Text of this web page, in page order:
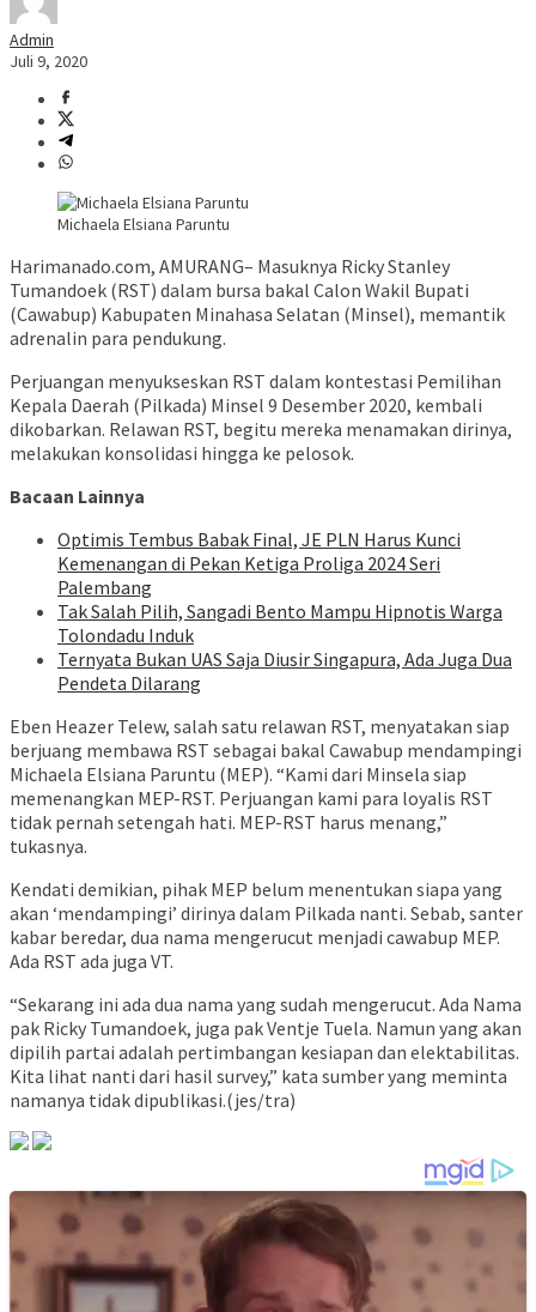
Admin
Juli 9, 2020
Michaela Elsiana Paruntu
Harimanado.com, AMURANG– Masuknya Ricky Stanley
Tumandoek (RST) dalam bursa bakal Calon Wakil Bupati
(Cawabup) Kabupaten Minahasa Selatan (Minsel), memantik
adrenalin para pendukung.
Perjuangan menyukseskan RST dalam kontestasi Pemilihan
Kepala Daerah (Pilkada) Minsel 9 Desember 2020, kembali
dikobarkan. Relawan RST, begitu mereka menamakan dirinya,
melakukan konsolidasi hingga ke pelosok.
Bacaan Lainnya
Optimis Tembus Babak Final, JE PLN Harus Kunci
Kemenangan di Pekan Ketiga Proliga 2024 Seri
Palembang
Tak Salah Pilih, Sangadi Bento Mampu Hipnotis Warga
Tolondadu Induk
Ternyata Bukan UAS Saja Diusir Singapura, Ada Juga Dua
Pendeta Dilarang
Eben Heazer Telew, salah satu relawan RST, menyatakan siap
berjuang membawa RST sebagai bakal Cawabup mendampingi
Michaela Elsiana Paruntu (MEP). “Kami dari Minsela siap
memenangkan MEP-RST. Perjuangan kami para loyalis RST
tidak pernah setengah hati. MEP-RST harus menang,”
tukasnya.
Kendati demikian, pihak MEP belum menentukan siapa yang
akan ‘mendampingi’ dirinya dalam Pilkada nanti. Sebab, santer
kabar beredar, dua nama mengerucut menjadi cawabup MEP.
Ada RST ada juga VT.
“Sekarang ini ada dua nama yang sudah mengerucut. Ada Nama
pak Ricky Tumandoek, juga pak Ventje Tuela. Namun yang akan
dipilih partai adalah pertimbangan kesiapan dan elektabilitas.
Kita lihat nanti dari hasil survey,” kata sumber yang meminta
namanya tidak dipublikasi.(jes/tra)